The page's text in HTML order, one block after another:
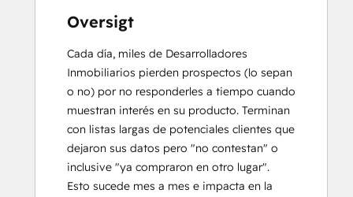
Oversigt
Cada día, miles de Desarrolladores
Inmobiliarios pierden prospectos (lo sepan
o no) por no responderles a tiempo cuando
muestran interés en su producto. Terminan
con listas largas de potenciales clientes que
dejaron sus datos pero "no contestan" o
inclusive "ya compraron en otro lugar".
Esto sucede mes a mes e impacta en la